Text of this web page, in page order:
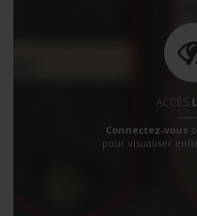
ACCÈS
Connectez-vous
pour visualiser